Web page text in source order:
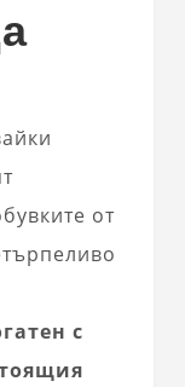
от
с